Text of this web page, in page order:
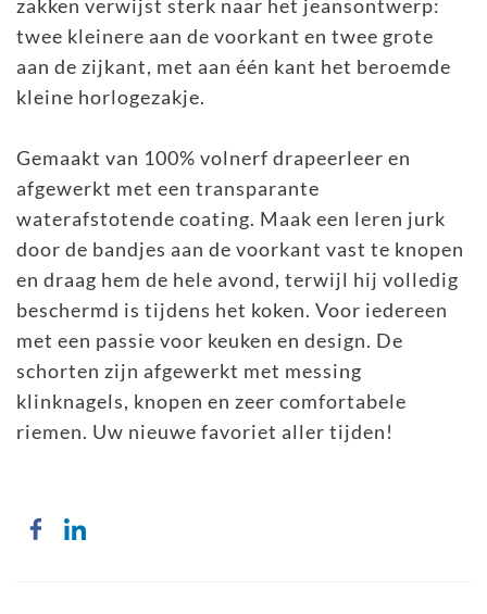
zakken verwijst sterk naar het jeansontwerp:
twee kleinere aan de voorkant en twee grote
aan de zijkant, met aan één kant het beroemde
kleine horlogezakje.
Gemaakt van 100% volnerf drapeerleer en
afgewerkt met een transparante
waterafstotende coating. Maak een leren jurk
door de bandjes aan de voorkant vast te knopen
en draag hem de hele avond, terwijl hij volledig
beschermd is tijdens het koken. Voor iedereen
met een passie voor keuken en design. De
schorten zijn afgewerkt met messing
klinknagels, knopen en zeer comfortabele
riemen. Uw nieuwe favoriet aller tijden!